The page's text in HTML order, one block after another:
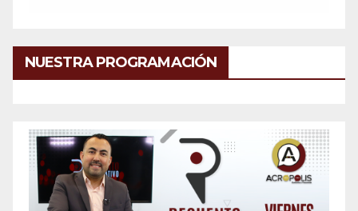
NUESTRA PROGRAMACIÓN